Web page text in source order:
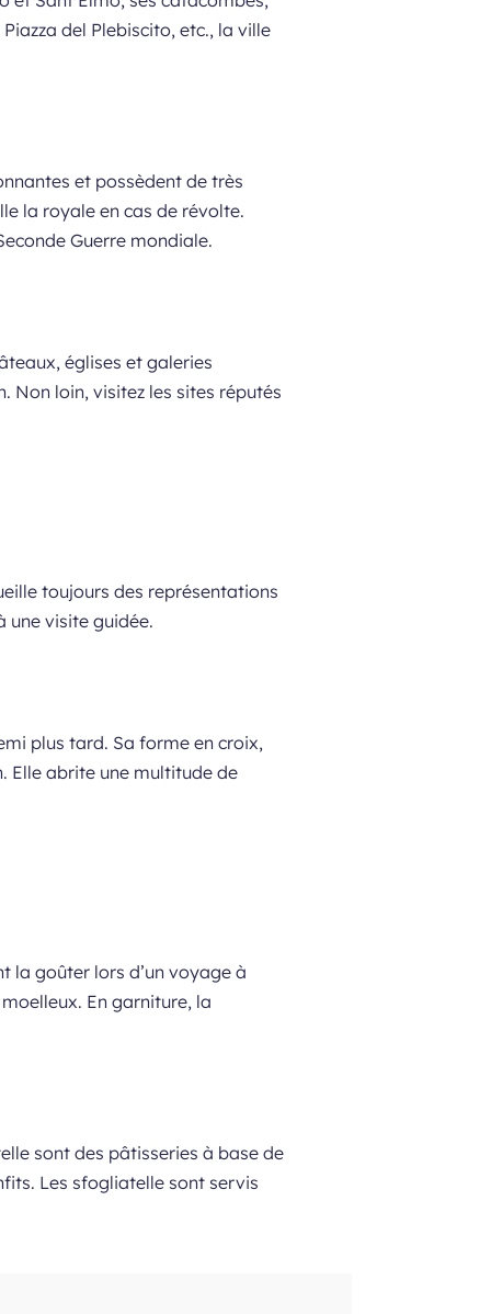
del Plebiscito, etc., la ville
et possèdent de très
la royale en cas de révolte.
Guerre mondiale.
églises et galeries
Non loin, visitez les sites réputés
toujours des représentations
une visite guidée.
plus tard. Sa forme en croix,
Elle abrite une multitude de
la goûter lors d’un voyage à
En garniture, la
sont des pâtisseries à base de
Les sfogliatelle sont servis